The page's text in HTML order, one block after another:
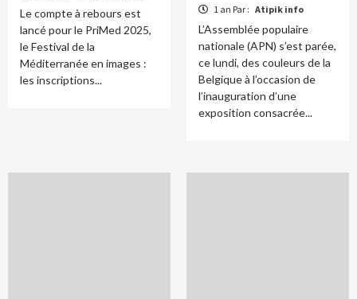
Le compte à rebours est
lancé pour le PriMed 2025,
le Festival de la
Méditerranée en images :
les inscriptions...
1 an Par : Atipik info
L’Assemblée populaire
nationale (APN) s’est parée,
ce lundi, des couleurs de la
Belgique à l’occasion de
l’inauguration d’une
exposition consacrée...